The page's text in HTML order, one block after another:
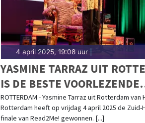
4 april 2025, 19:08 uur|
YASMINE TARRAZ UIT
IS DE BESTE VOORLEZENDE
BRUGKLASSER VAN ZUID-
HOLLAND!
ROTTERDAM - Yasmine Tarraz uit Rotterdam van
Rotterdam heeft op vrijdag 4 april 2025 de Zuid-
finale van Read2Me! gewonnen. [...]